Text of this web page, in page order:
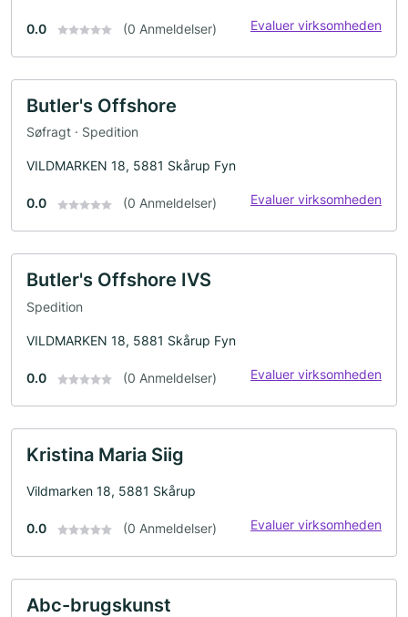
0.0 (0 Anmeldelser) Evaluer virksomheden
Butler's Offshore
Søfragt · Spedition
VILDMARKEN 18, 5881 Skårup Fyn
0.0 (0 Anmeldelser) Evaluer virksomheden
Butler's Offshore IVS
Spedition
VILDMARKEN 18, 5881 Skårup Fyn
0.0 (0 Anmeldelser) Evaluer virksomheden
Kristina Maria Siig
Vildmarken 18, 5881 Skårup
0.0 (0 Anmeldelser) Evaluer virksomheden
Abc-brugskunst